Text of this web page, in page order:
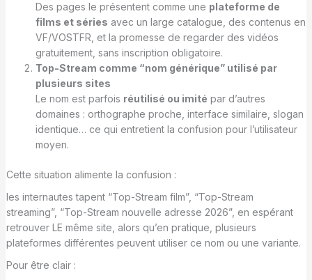
Des pages le présentent comme une plateforme de
films et séries avec un large catalogue, des contenus en
VF/VOSTFR, et la promesse de regarder des vidéos
gratuitement, sans inscription obligatoire.
Top-Stream comme “nom générique” utilisé par
plusieurs sites
Le nom est parfois réutilisé ou imité par d’autres
domaines : orthographe proche, interface similaire, slogan
identique… ce qui entretient la confusion pour l’utilisateur
moyen.
Cette situation alimente la confusion :
les internautes tapent “Top-Stream film”, “Top-Stream
streaming”, “Top-Stream nouvelle adresse 2026”, en espérant
retrouver LE même site, alors qu’en pratique, plusieurs
plateformes différentes peuvent utiliser ce nom ou une variante.
Pour être clair :